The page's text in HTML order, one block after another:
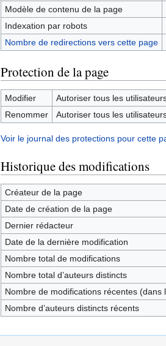
Modèle de contenu de la page
Indexation par robots
Nombre de redirections vers cette page
Protection de la page
Modifier
Autoriser tous les
Renommer
Autoriser tous les
Voir le journal des protections pour cette
Historique des modifications
Créateur de la page
Date de création de la page
Dernier rédacteur
Date de la dernière modification
Nombre total de modifications
Nombre total d’auteurs distincts
Nombre de modifications récentes (dans
Nombre d’auteurs distincts récents